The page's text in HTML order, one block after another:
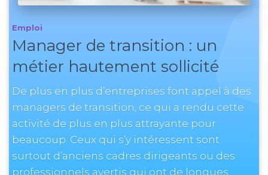
Emploi
Manager de transition : un
métier hautement sollicité
De plus en plus d’entreprises font appel à des
managers de transition, ce qui a rendu cette
activité de plus en plus attrayante pour
beaucoup. Ceux qui s’y intéressent sont
surtout d’anciens cadres dirigeants ou des
professionnels avertis qui ont de longues